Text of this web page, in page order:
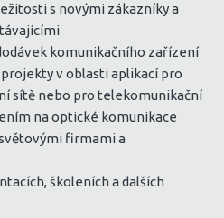
s novými zákazníky a
komunikačního zařízení
v oblasti aplikací pro
sítě nebo pro telekomunikační
na optické komunikace
firmami a
školeních a dalších